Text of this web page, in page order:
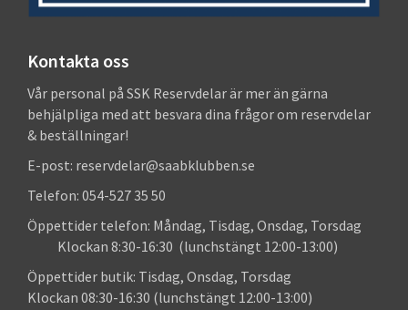
Kontakta oss
Vår personal på SSK Reservdelar är mer än gärna
behjälpliga med att besvara dina frågor om reservdelar
& beställningar!
E-post: reservdelar@saabklubben.se
Telefon: 054-527 35 50
Öppettider telefon: Måndag, Tisdag, Onsdag, Torsdag
Klockan 8:30-16:30 (lunchstängt 12:00-13:00)
Öppettider butik: Tisdag, Onsdag, Torsdag
Klockan 08:30-16:30 (lunchstängt 12:00-13:00)